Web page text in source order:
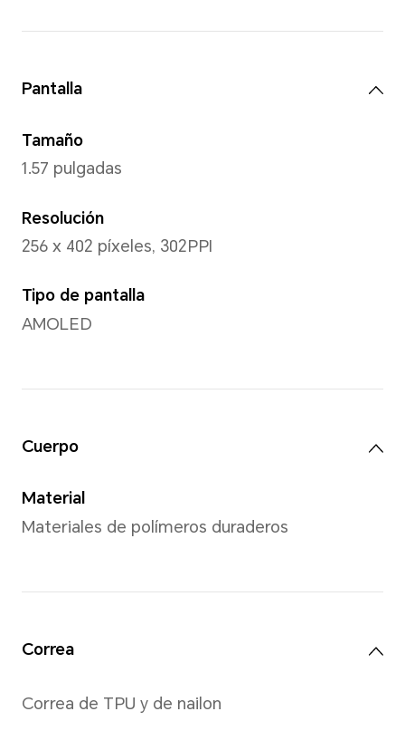
Talla de muñeca
135-200mm
Peso
*El tamaño, peso y